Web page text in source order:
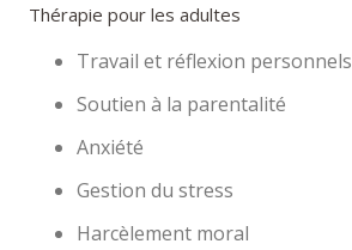
Thérapie pour les adultes
Travail et réflexion personnels
Soutien à la parentalité
Anxiété
Gestion du stress
Harcèlement moral